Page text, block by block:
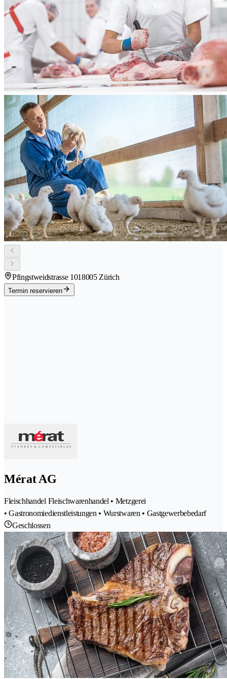
Pfingstweidstrasse 1018005 Zürich
Termin reservieren
Mérat AG
Fleischhandel Fleischwarenhandel • Metzgerei
• Gastronomiedienstleistungen • Wurstwaren • Gastgewerbebedarf
Geschlossen